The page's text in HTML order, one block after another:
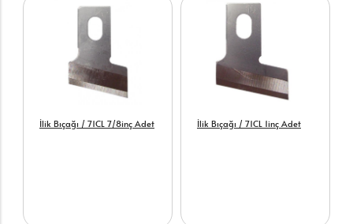
İlik Bıçağı / 71CL 7/8inç Adet İlik Bıçağı / 71CL 1inç Adet